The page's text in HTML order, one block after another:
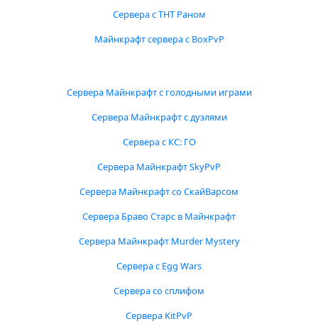
Сервера с ТНТ Раном
Майнкрафт сервера с BoxPvP
Сервера Майнкрафт с голодными играми
Сервера Майнкрафт с дуэлями
Сервера с КС: ГО
Сервера Майнкрафт SkyPvP
Сервера Майнкрафт со СкайВарсом
Сервера Браво Старс в Майнкрафт
Сервера Майнкрафт Murder Mystery
Сервера с Egg Wars
Сервера со сплифом
Сервера KitPvP